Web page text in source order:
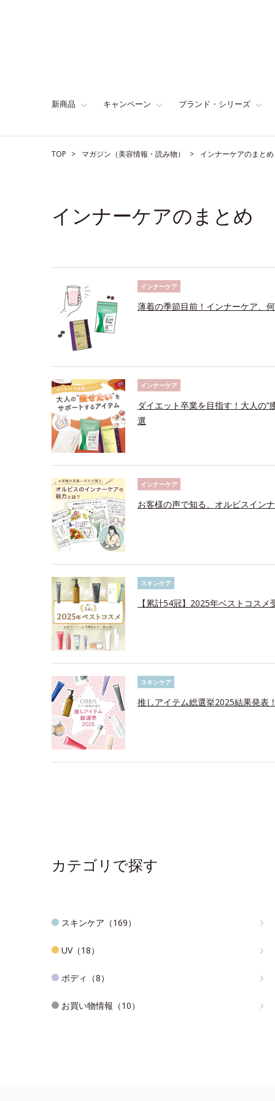
新商品 キャンペーン ブランド・シリーズ
TOP マガジン（美容情報・読み物） インナーケアのまとめ
インナーケアのまとめ
インナーケア
薄着の季節目前！インナーケア、
インナーケア
ダイエット卒業を目指す！大人の
選
インナーケア
お客様の声で知る、オルビスイン
スキンケア
【累計54冠】2025年ベストコス
スキンケア
推しアイテム総選挙2025結果発表
カテゴリで探す
スキンケア（169）
UV（18）
ボディ（8）
お買い物情報（10）